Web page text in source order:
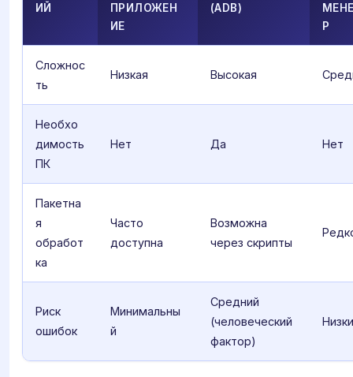
ИЙ
ПРИЛОЖЕН
ИЕ
(ADB)
Р
Сложнос
ть
Низкая Высокая
Необхо
димость
ПК
Нет Да Нет
Пакетна
я
обработ
ка
Часто
доступна
Возможна
через скрипты
Риск
ошибок
Минимальны
й
Средний
(человеческий
фактор)